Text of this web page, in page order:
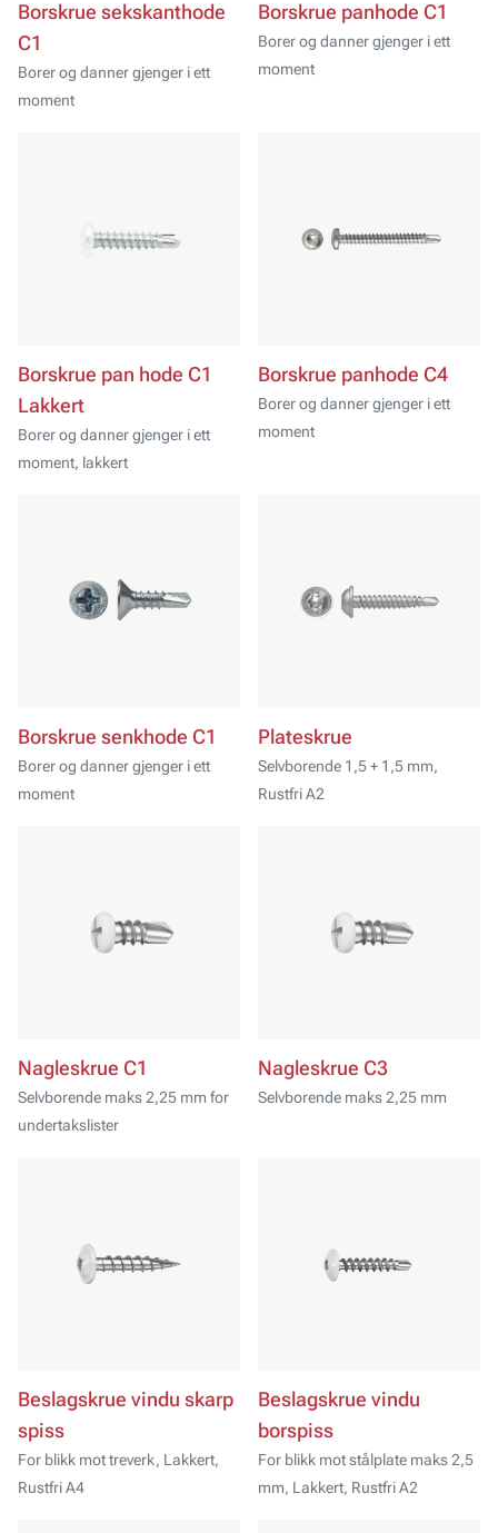
Borskrue sekskanthode
C1
Borer og danner gjenger i ett
moment
Borskrue panhode C1
Borer og danner gjenger i ett
moment
Borskrue pan hode C1
Lakkert
Borer og danner gjenger i ett
moment, lakkert
Borskrue panhode C4
Borer og danner gjenger i ett
moment
Borskrue senkhode C1
Borer og danner gjenger i ett
moment
Plateskrue
Selvborende 1,5 + 1,5 mm,
Rustfri A2
Nagleskrue C1
Selvborende maks 2,25 mm for
undertakslister
Nagleskrue C3
Selvborende maks 2,25 mm
Beslagskrue vindu skarp
spiss
For blikk mot treverk, Lakkert,
Rustfri A4
Beslagskrue vindu
borspiss
For blikk mot stålplate maks 2,5
mm, Lakkert, Rustfri A2